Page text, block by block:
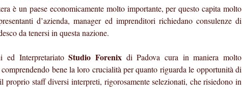
è un paese economicamente molto importante, per questo capita molto
d’azienda, manager ed imprenditori richiedano consulenze di
da tenersi in questa nazione.
ed InterpretariatoStudio Forenix di Padova cura in maniera molto
bene la loro crucialità per quanto riguarda le opportunità di
proprio staff diversi interpreti, rigorosamente selezionati, che risiedono in